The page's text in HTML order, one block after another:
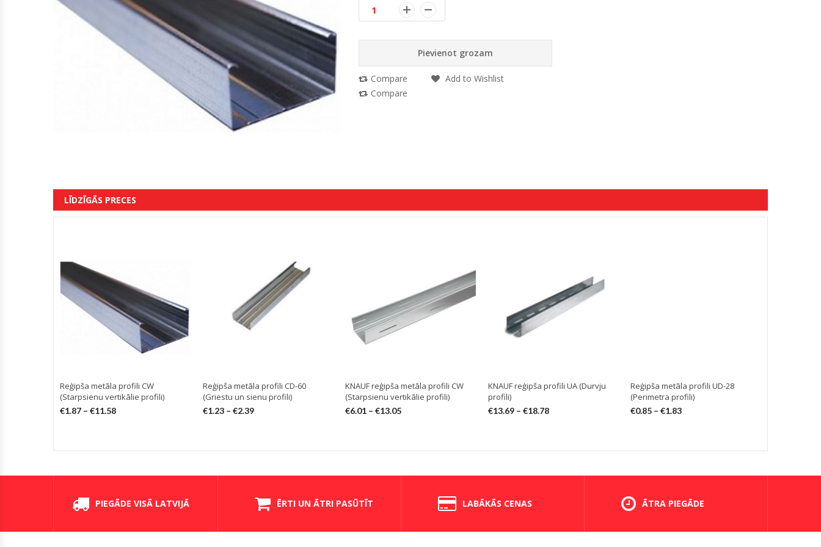
Pievienot grozam
Compare
Add to Wishlist
Compare
LĪDZĪGĀS PRECES
Reģipša metāla profili CW
(Starpsienu vertikālie profili)
€1.87 – €11.58
Reģipša metāla profili CD-60
(Griestu un sienu profili)
€1.23– €2.39
KNAUF reģipša metāla profili CW
(Starpsienu vertikālie profili)
€6.01 –€13.05
KNAUF reģipša profili UA (Durvju
profili)
€13.69– €18.78
Reģipša metāla profili UD-28
(Perimetra profili)
€0.85 –€1.83
PIEGĀDE VISĀ LATVIJĀ ĒRTI UN ĀTRI PASŪTĪT LABĀKĀS CENAS ĀTRA PIEGĀDE